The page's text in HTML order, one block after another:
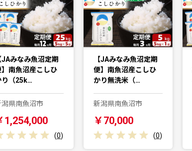
JAみなみ魚沼定期
】南魚沼産こしひ
り（25k…
潟県南魚沼市
1,254,000
(0)
【JAみなみ魚沼定期
便】南魚沼産こしひ
かり無洗米（…
新潟県南魚沼市
￥70,000
(0)